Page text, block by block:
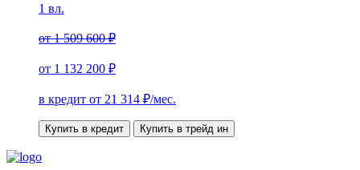
1 вл.
от1 509 600 ₽
от 1 132 200 ₽
в кредит от 21 314 ₽/мес.
Купить в кредит Купить в трейд ин